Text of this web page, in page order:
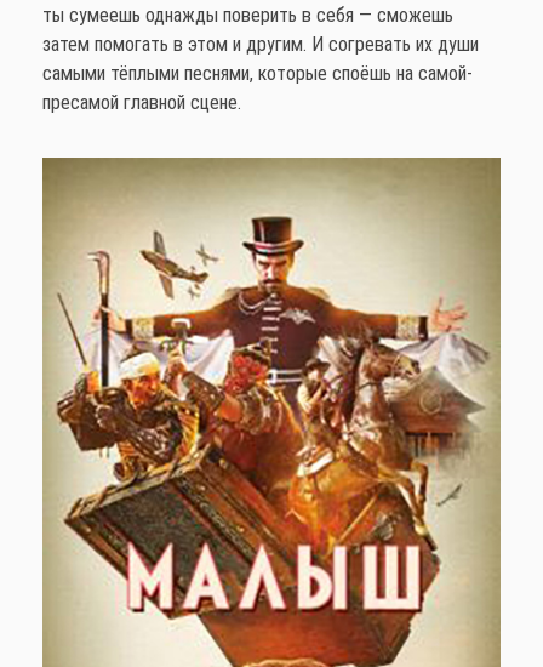
ты сумеешь однажды поверить в себя — сможешь
затем помогать в этом и другим. И согревать их души
самыми тёплыми песнями, которые споёшь на самой-
пресамой главной сцене.